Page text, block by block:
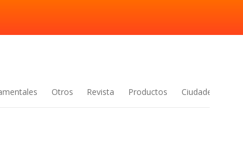
Otros Revista Productos Ciudades